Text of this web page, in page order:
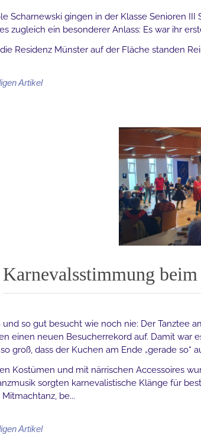
Scharnewski gingen in der Klasse Senioren
zugleich ein besonderer Anlass: Es war ihr
Residenz Münster auf der Fläche standen
Artikel
Karnevalsstimmung
so gut besucht wie noch nie: Der Tanztee
einen neuen Besucherrekord auf. Damit war
groß, dass der Kuchen am Ende „gerade so“
Kostümen und mit närrischen Accessoires
sorgten karnevalistische Klänge für
be...
Artikel